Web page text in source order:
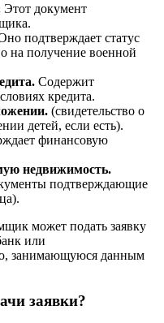
Этот документ
подтверждает статус
на получение военной
Содержит
кредита.
(свидетельство о
детей, если есть).
финансовую
недвижимость.
подтверждающие
может подать заявку
или
занимающуюся данным
заявки?